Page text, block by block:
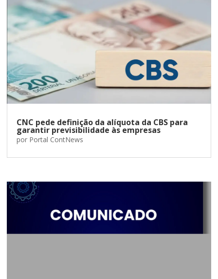
CNC pede definição da alíquota da CBS para
garantir previsibilidade às empresas
por Portal ContNews